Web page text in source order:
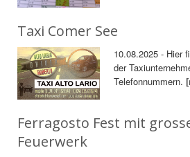
Taxi Comer See
10.08.2025 - Hier
der
Telefonnummern.
Ferragosto Fest mit
Feuerwerk